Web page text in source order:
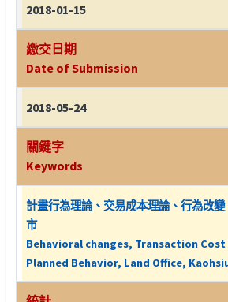
2018-01-15
繳交日期
Date of Submission
2018-05-24
關鍵字
Keywords
計畫行為理論、交易成本理論、行為改
市
Behavioral changes, Transaction
Planned Behavior, Land Office,